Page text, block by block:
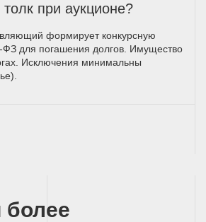
толк при аукционе?
формирует конкурсную
для погашения долгов. Имущество
Исключения минимальны
более